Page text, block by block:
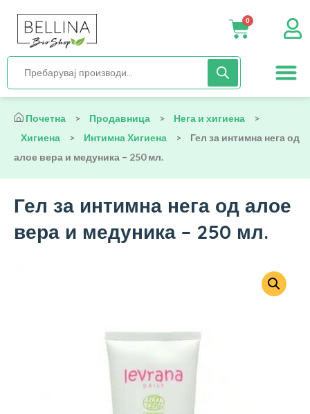
0
Почетна > Продавница > Нега и хигиена
>
Хигиена
> Интимна Хигиена >
Гел за интимна нега од
алое вера и медуника – 250 мл.
Гел за интимна нега од алое
вера и медуника – 250 мл.